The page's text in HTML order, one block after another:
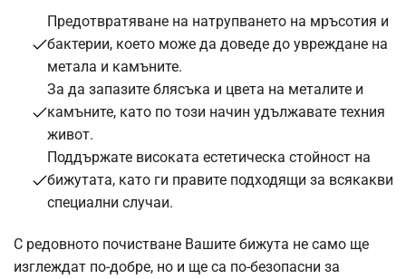
Предотвратяване на натрупването на мръсотия и
бактерии, което може да доведе до увреждане на
метала и камъните.
За да запазите блясъка и цвета на металите и
камъните, като по този начин удължавате техния
живот.
Поддържате високата естетическа стойност на
бижутата, като ги правите подходящи за всякакви
специални случаи.
С редовното почистване Вашите бижута не само ще
изглеждат по-добре, но и ще са по-безопасни за